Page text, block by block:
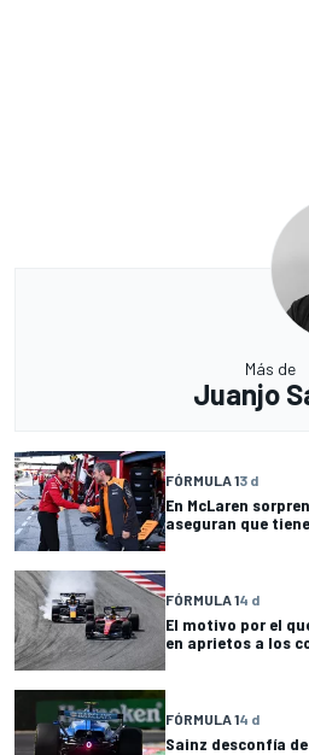
Más de
Juanjo
FÓRMULA 13 d
En McLaren
aseguran que
FÓRMULA 14 d
El motivo por el
en aprietos a los
FÓRMULA 14 d
Sainz desconfía